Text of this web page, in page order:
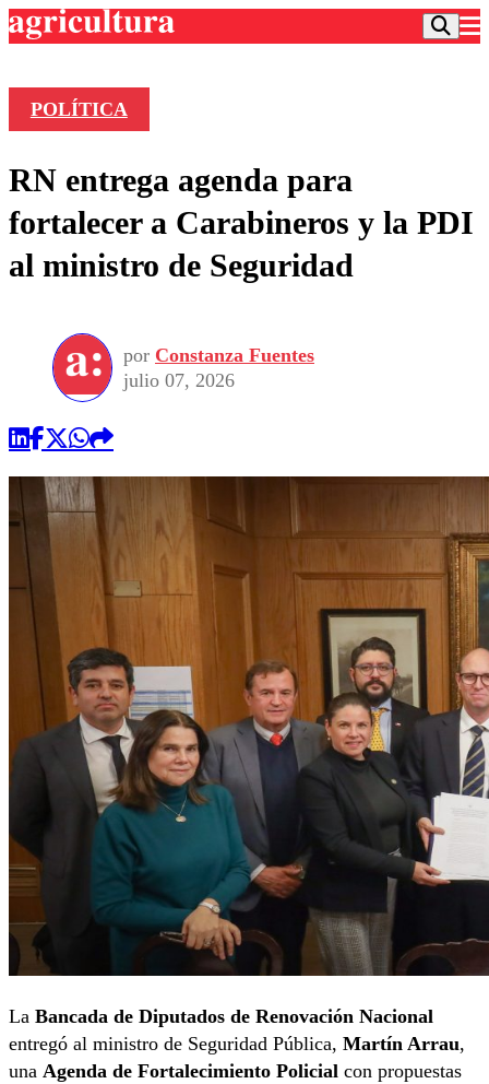
Frecuencias
Agricultura TV
Deportes
Colo Colo
Seleccion Chilena
Torneo Internacional
Universidad de Chile
Entretención
Economía
Internacional
Sustentabilidad
Publicaciones en medios
Opinión
POLÍTICA
RN entrega agenda para
fortalecer a Carabineros y la PDI
al ministro de Seguridad
por Constanza Fuentes
julio 07, 2026
La Bancada de Diputados de Renovación Nacional
entregó al ministro de Seguridad Pública, Martín Arrau,
una Agenda de Fortalecimiento Policial con propuestas